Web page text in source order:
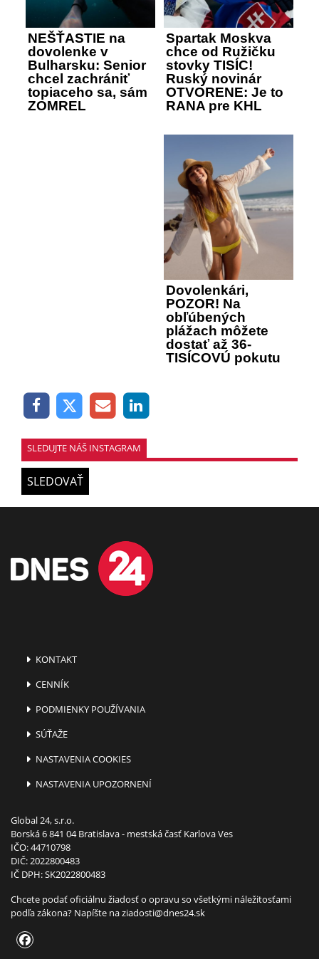
NEŠŤASTIE na
dovolenke v
Bulharsku: Senior
chcel zachrániť
topiaceho sa, sám
ZOMREL
Spartak Moskva
chce od Ružičku
stovky TISÍC!
Ruský novinár
OTVORENE: Je to
RANA pre KHL
Dovolenkári,
POZOR! Na
obľúbených
plážach môžete
dostať až 36-
TISÍCOVÚ pokutu
SLEDUJTE NÁŠ INSTAGRAM
SLEDOVAŤ
KONTAKT
CENNÍK
PODMIENKY POUŽÍVANIA
SÚŤAŽE
NASTAVENIA COOKIES
NASTAVENIA UPOZORNENÍ
Global 24, s.r.o.
Borská 6 841 04 Bratislava - mestská časť Karlova Ves
IČO: 44710798
DIČ: 2022800483
IČ DPH: SK2022800483
Chcete podať oficiálnu žiadosť o opravu so všetkými náležitosťami
podľa zákona? Napíšte naziadosti@dnes24.sk